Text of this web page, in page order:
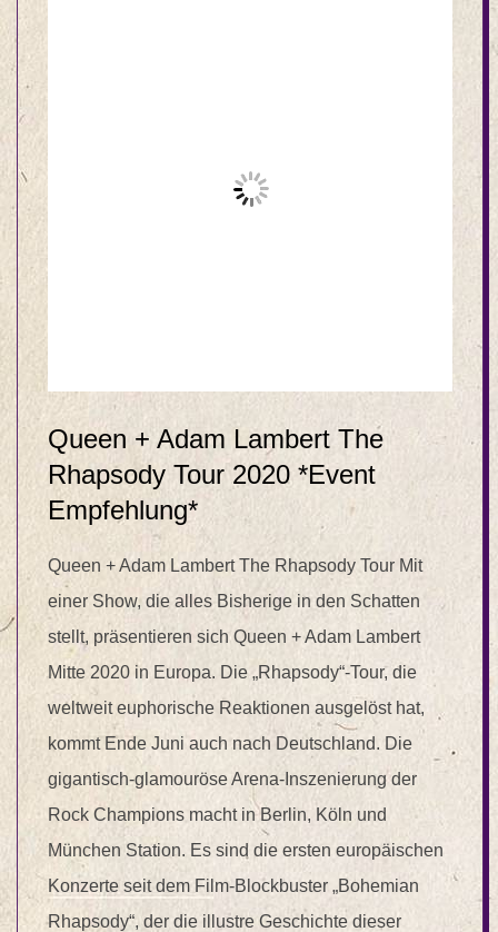
Queen + Adam Lambert The
Rhapsody Tour 2020 *Event
Empfehlung*
Queen + Adam Lambert The Rhapsody Tour Mit
einer Show, die alles Bisherige in den Schatten
stellt, präsentieren sich Queen + Adam Lambert
Mitte 2020 in Europa. Die „Rhapsody“-Tour, die
weltweit euphorische Reaktionen ausgelöst hat,
kommt Ende Juni auch nach Deutschland. Die
gigantisch-glamouröse Arena-Inszenierung der
Rock Champions macht in Berlin, Köln und
München Station. Es sind die ersten europäischen
Konzerte seit dem Film-Blockbuster „Bohemian
Rhapsody“, der die illustre Geschichte dieser